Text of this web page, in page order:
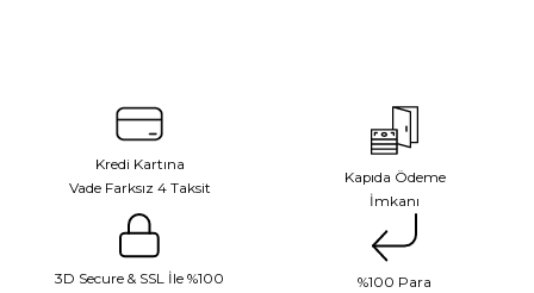
Kredi Kartına
Vade Farksız 4 Taksit
Kapıda Ödeme
İmkanı
3D Secure & SSL İle %100
%100 Para